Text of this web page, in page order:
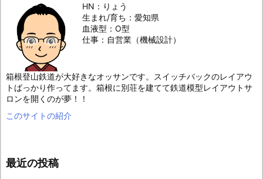
HN：りょう
生まれ/育ち：愛知県
血液型：O型
仕事：自営業（機械設計）
箱根登山鉄道が大好きなオッサンです。スイッチバックのレイアウ
トばっかり作ってます。箱根に別荘を建てて鉄道模型レイアウトサ
ロンを開くのが夢！！
このサイトの紹介
最近の投稿